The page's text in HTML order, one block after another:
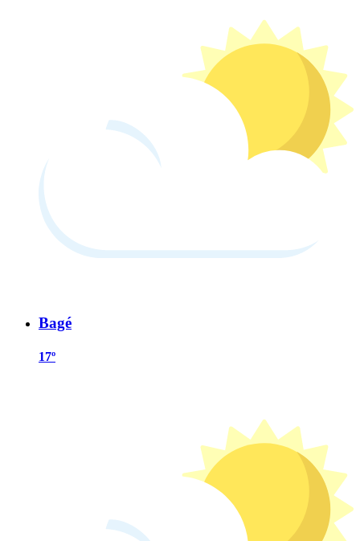
Bagé
17º